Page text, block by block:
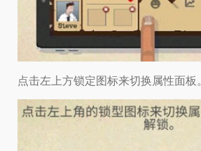
点击左上方锁定图标来切换属性面板。